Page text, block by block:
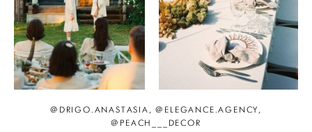
@DRIGO.ANASTASIA, @ELEGANCE.AGENCY,
@PEACH___DECOR